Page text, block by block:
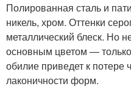
Полированная сталь и
никель, хром. Оттенки
металлический блеск. Но
основным цветом —
обилие приведет к потере
лаконичности форм.